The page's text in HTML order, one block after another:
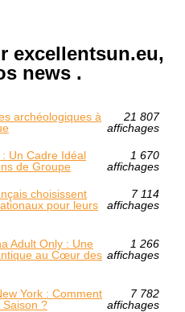
excellentsun.eu,
news .
archéologiques à
21 807
affichages
Un Cadre Idéal
de Groupe
1 670
affichages
choisissent
pour leurs
7 114
affichages
Adult Only : Une
au Cœur des
1 266
affichages
York : Comment
Saison ?
7 782
affichages